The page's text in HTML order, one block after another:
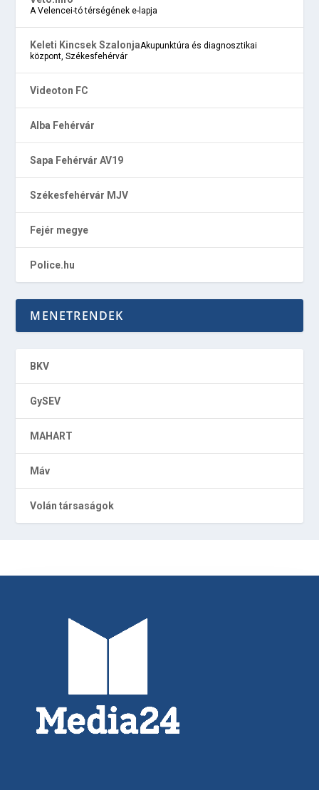
A Velencei-tó térségének e-lapja
Keleti Kincsek SzalonjaAkupunktúra és diagnosztikai
központ, Székesfehérvár
Videoton FC
Alba Fehérvár
Sapa Fehérvár AV19
Székesfehérvár MJV
Fejér megye
Police.hu
MENETRENDEK
BKV
GySEV
MAHART
Máv
Volán társaságok